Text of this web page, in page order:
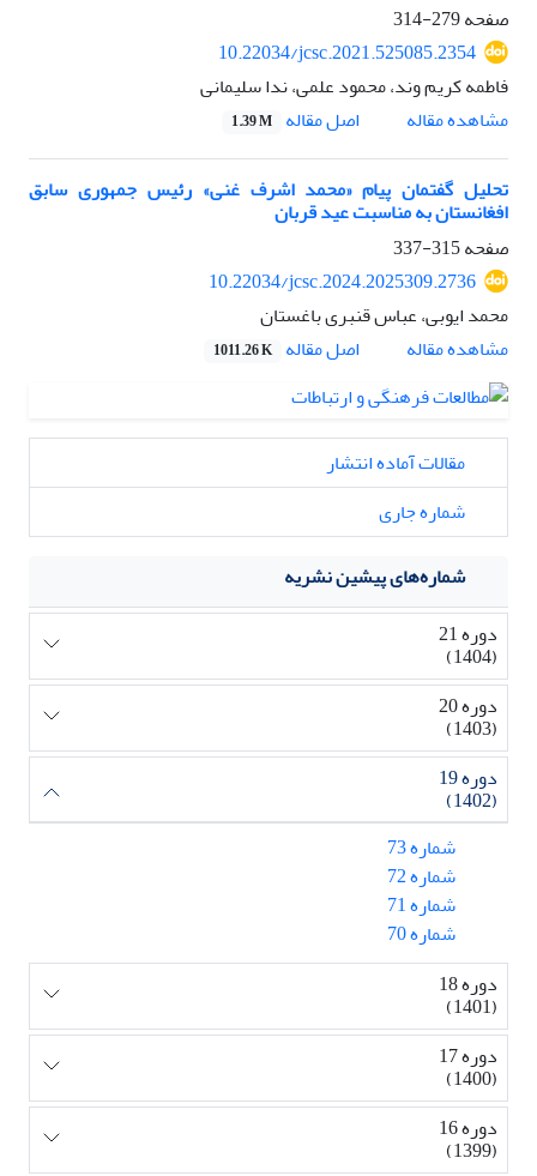
صفحه279-314
10.22034/jcsc.2021.525085.2354
فاطمه کریم وند، محمود علمی، ندا سلیمانی
مشاهده مقاله
اصل مقاله 1.39 M
تحلیل گفتمان پیام «محمد اشرف غنی» رئیس جمهوری سابق
افغانستان به مناسبت عید قربان
صفحه315-337
10.22034/jcsc.2024.2025309.2736
محمد ایوبی، عباس قنبری باغستان
مشاهده مقاله
اصل مقاله 1011.26 K
مقالات آماده انتشار
شماره جاری
شماره‌های پیشین نشریه
دوره 21
(1404)
دوره 20
(1403)
دوره 19
(1402)
شماره 73
شماره 72
شماره 71
شماره 70
دوره 18
(1401)
دوره 17
(1400)
دوره 16
(1399)